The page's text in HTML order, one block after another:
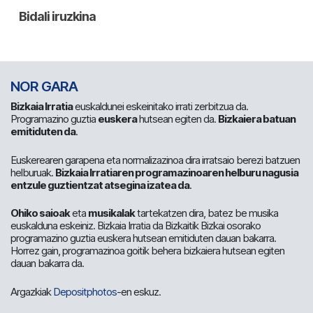
NOR GARA
Bizkaia Irratiaeuskaldunei eskeinitako irrati zerbitzua da.
Programazino guztia euskerahutsean egiten da. Bizkaiera batuan
emitiduten da.
Euskerearen garapena eta normalizazinoa dira irratsaio berezi batzuen
helburuak. Bizkaia Irratiaren programazinoaren helburu nagusia
entzule guztientzat atsegina izatea da.
Ohiko saioaketa musikalaktartekatzen dira, batez be musika
euskalduna eskeiniz. Bizkaia Irratia da Bizkaitik Bizkai osorako
programazino guztia euskera hutsean emitiduten dauan bakarra.
Horrez gain, programazinoa goitik behera bizkaiera hutsean egiten
dauan bakarra da.
ArgazkiakDepositphotos-en eskuz.